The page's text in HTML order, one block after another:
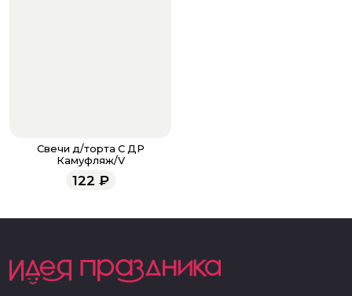
Свечи д/торта С ДР
Камуфляж/V
122 ₽